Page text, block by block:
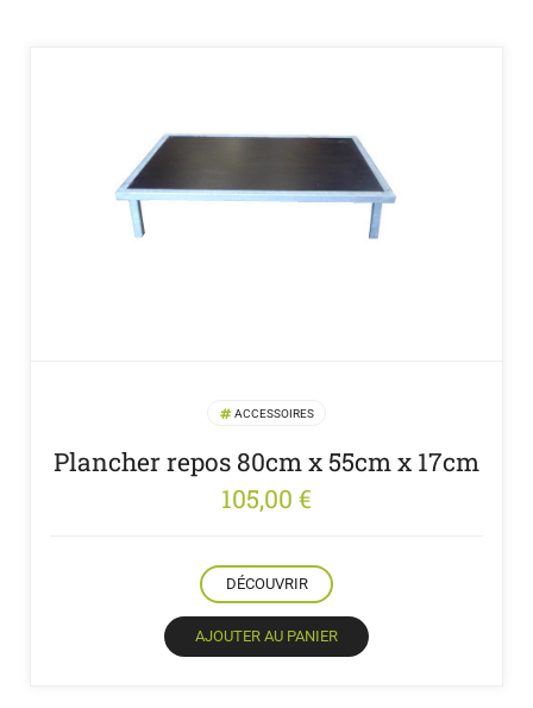
ACCESSOIRES
Plancher repos 80cm x 55cm x 17cm
105,00 €
DÉCOUVRIR
AJOUTER AU PANIER